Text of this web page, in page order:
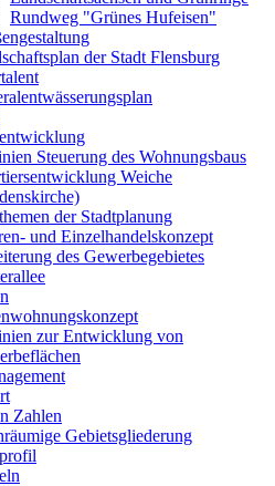
Rundweg "Grünes Hufeisen"
der Stadt Flensburg
Steuerung des Wohnungsbaus
Weiche
der Stadtplanung
und Einzelhandelskonzept
des Gewerbegebietes
zur Entwicklung von
Zahlen
Gebietsgliederung